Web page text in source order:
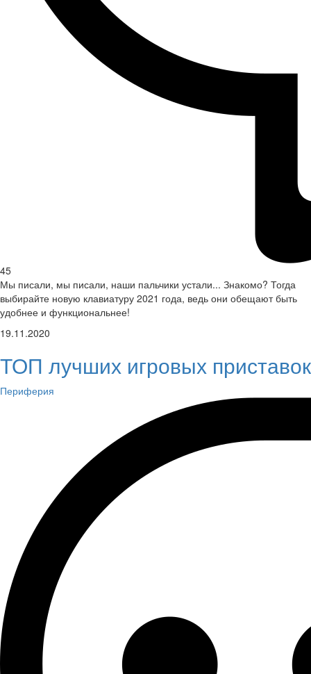
45
Мы писали, мы писали, наши пальчики устали... Знакомо? Тогда
выбирайте новую клавиатуру 2021 года, ведь они обещают быть
удобнее и функциональнее!
19.11.2020
ТОП лучших игровых приставок
Периферия